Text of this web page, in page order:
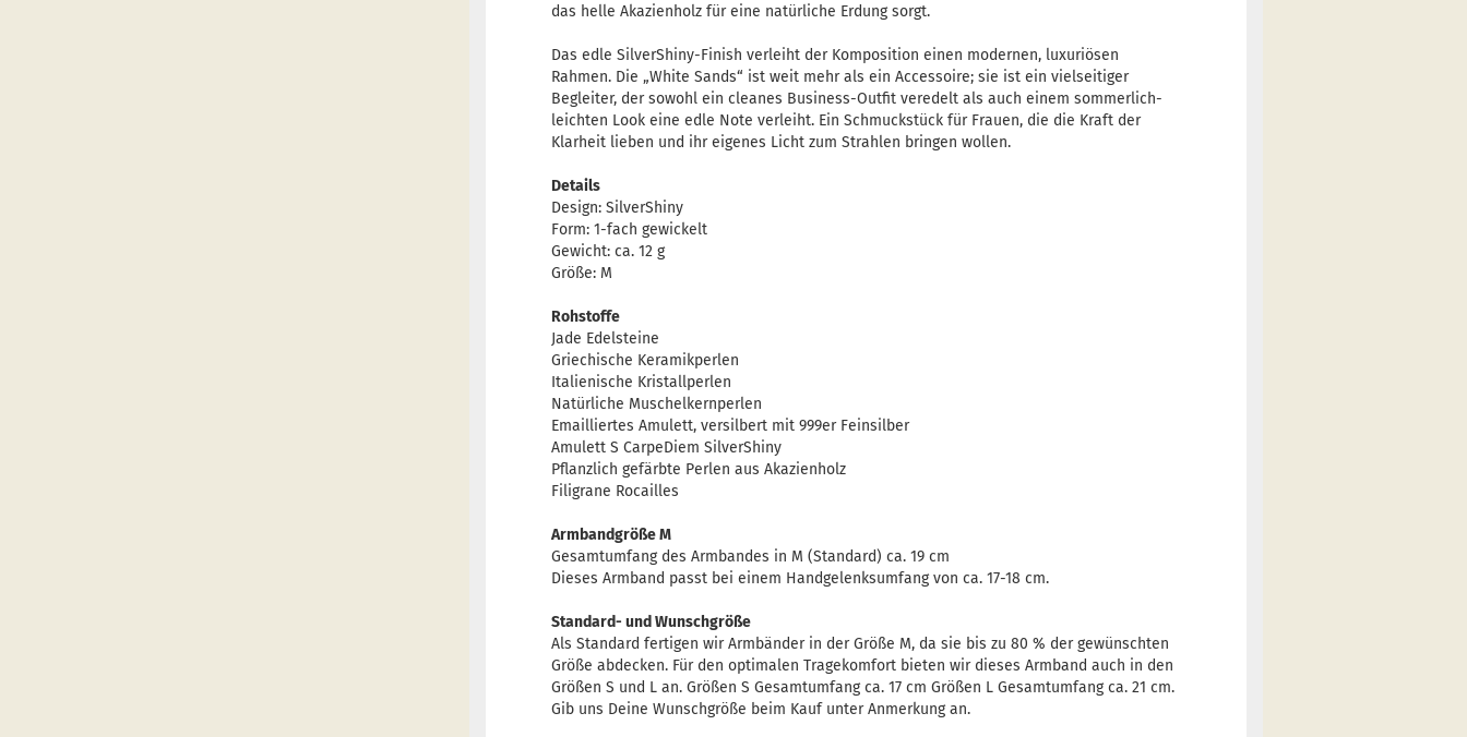
das helle Akazienholz für eine natürliche Erdung sorgt.
Das edle SilverShiny-Finish verleiht der Komposition einen modernen, luxuriösen
Rahmen. Die „White Sands“ ist weit mehr als ein Accessoire; sie ist ein vielseitiger
Begleiter, der sowohl ein cleanes Business-Outfit veredelt als auch einem sommerlich-
leichten Look eine edle Note verleiht. Ein Schmuckstück für Frauen, die die Kraft der
Klarheit lieben und ihr eigenes Licht zum Strahlen bringen wollen.
Details
Design: SilverShiny
Form: 1-fach gewickelt
Gewicht: ca. 12 g
Größe: M
Rohstoffe
Jade Edelsteine
Griechische Keramikperlen
Italienische Kristallperlen
Natürliche Muschelkernperlen
Emailliertes Amulett, versilbert mit 999er Feinsilber
Amulett S CarpeDiem SilverShiny
Pflanzlich gefärbte Perlen aus Akazienholz
Filigrane Rocailles
Armbandgröße M
Gesamtumfang des Armbandes in M (Standard) ca. 19 cm
Dieses Armband passt bei einem Handgelenksumfang von ca. 17-18 cm.
Standard- und Wunschgröße
Als Standard fertigen wir Armbänder in der Größe M, da sie bis zu 80 % der gewünschten
Größe abdecken. Für den optimalen Tragekomfort bieten wir dieses Armband auch in den
Größen S und L an. Größen S Gesamtumfang ca. 17 cm Größen L Gesamtumfang ca. 21 cm.
Gib uns Deine Wunschgröße beim Kauf unter Anmerkung an.